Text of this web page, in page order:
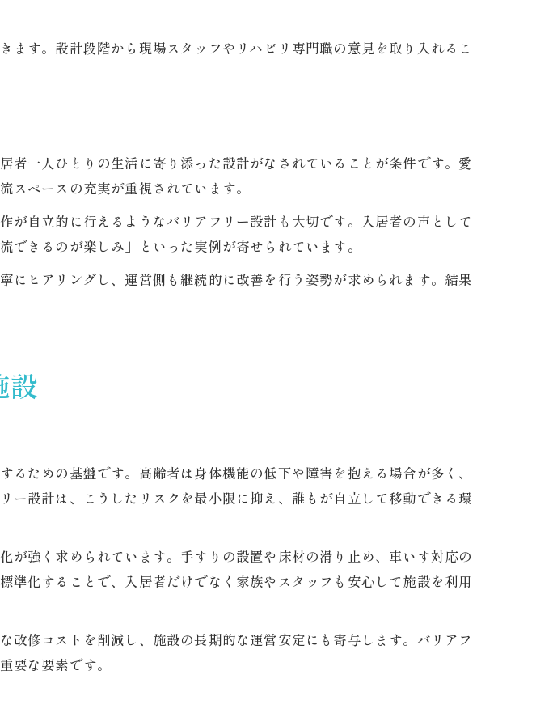
す。設計段階から現場スタッフやリハビリ専門職の意見を取り入れるこ
一人ひとりの生活に寄り添った設計がなされていることが条件です。愛
ペースの充実が重視されています。
自立的に行えるようなバリアフリー設計も大切です。入居者の声として
できるのが楽しみ」といった実例が寄せられています。
ヒアリングし、運営側も継続的に改善を行う姿勢が求められます。結果
設
ための基盤です。高齢者は身体機能の低下や障害を抱える場合が多く、
設計は、こうしたリスクを最小限に抑え、誰もが自立して移動できる環
強く求められています。手すりの設置や床材の滑り止め、車いす対応の
化することで、入居者だけでなく家族やスタッフも安心して施設を利用
修コストを削減し、施設の長期的な運営安定にも寄与します。バリアフ
要な要素です。